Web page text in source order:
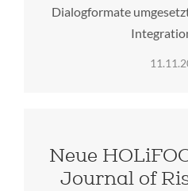
Dialogformate
Neue
Journal of